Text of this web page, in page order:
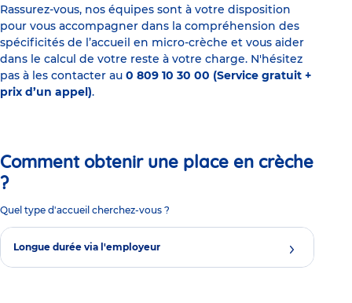
Rassurez-vous, nos équipes sont à votre disposition
pour vous accompagner dans la compréhension des
spécificités de l’accueil en micro-crèche et vous aider
dans le calcul de votre reste à votre charge. N'hésitez
pas à les contacter au 0 809 10 30 00 (Service gratuit +
prix d’un appel).
Comment obtenir une place en crèche
?
Quel type d'accueil cherchez-vous ?
Longue durée via l'employeur